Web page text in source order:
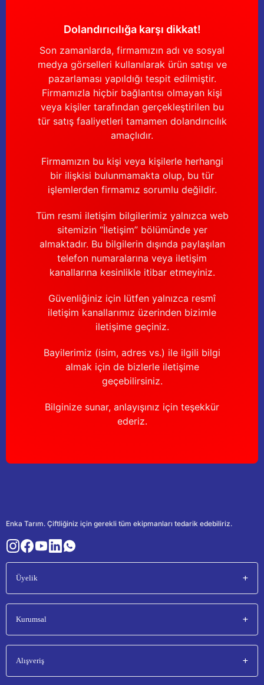
Dolandırıcılığa karşı dikkat!
Son zamanlarda, firmamızın adı ve sosyal
medya görselleri kullanılarak ürün satışı ve
pazarlaması yapıldığı tespit edilmiştir.
Firmamızla hiçbir bağlantısı olmayan kişi
veya kişiler tarafından gerçekleştirilen bu
tür satış faaliyetleri tamamen dolandırıcılık
amaçlıdır.
Firmamızın bu kişi veya kişilerle herhangi
bir ilişkisi bulunmamakta olup, bu tür
işlemlerden firmamız sorumlu değildir.
Tüm resmi iletişim bilgilerimiz yalnızca web
sitemizin “İletişim” bölümünde yer
almaktadır. Bu bilgilerin dışında paylaşılan
telefon numaralarına veya iletişim
kanallarına kesinlikle itibar etmeyiniz.
Güvenliğiniz için lütfen yalnızca resmî
iletişim kanallarımız üzerinden bizimle
iletişime geçiniz.
Bayilerimiz (isim, adres vs.) ile ilgili bilgi
almak için de bizlerle iletişime
geçebilirsiniz.
Bilginize sunar, anlayışınız için teşekkür
ederiz.
Enka Tarım. Çiftliğiniz için gerekli tüm ekipmanları tedarik edebiliriz.
Üyelik
Kurumsal
Alışveriş